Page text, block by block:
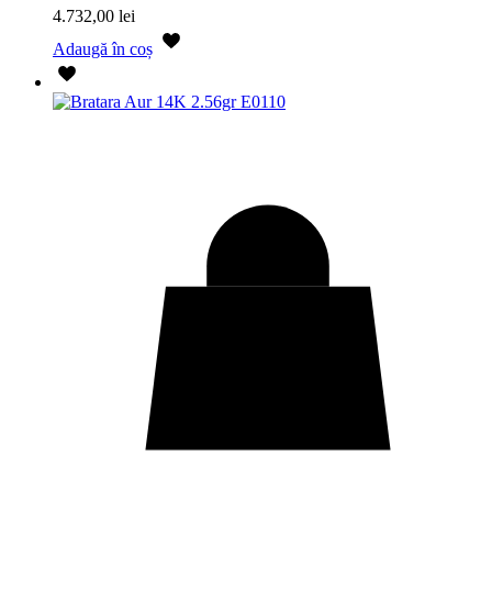
4.732,00 lei
Adaugă în coș